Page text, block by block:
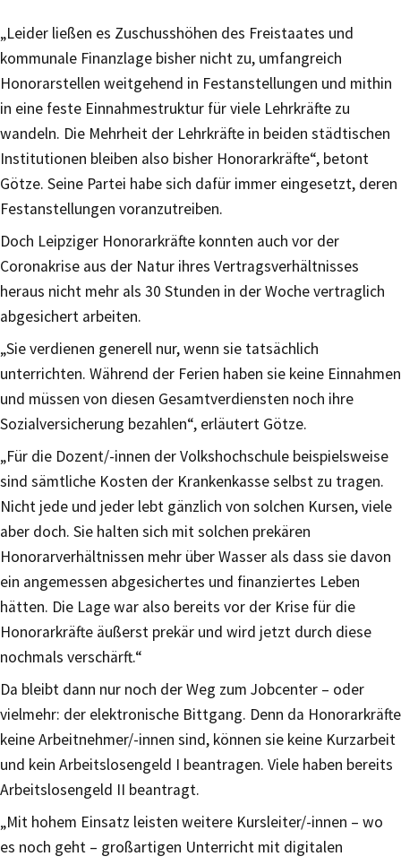
„Leider ließen es Zuschusshöhen des Freistaates und
kommunale Finanzlage bisher nicht zu, umfangreich
Honorarstellen weitgehend in Festanstellungen und mithin
in eine feste Einnahmestruktur für viele Lehrkräfte zu
wandeln. Die Mehrheit der Lehrkräfte in beiden städtischen
Institutionen bleiben also bisher Honorarkräfte“, betont
Götze. Seine Partei habe sich dafür immer eingesetzt, deren
Festanstellungen voranzutreiben.
Doch Leipziger Honorarkräfte konnten auch vor der
Coronakrise aus der Natur ihres Vertragsverhältnisses
heraus nicht mehr als 30 Stunden in der Woche vertraglich
abgesichert arbeiten.
„Sie verdienen generell nur, wenn sie tatsächlich
unterrichten. Während der Ferien haben sie keine Einnahmen
und müssen von diesen Gesamtverdiensten noch ihre
Sozialversicherung bezahlen“, erläutert Götze.
„Für die Dozent/-innen der Volkshochschule beispielsweise
sind sämtliche Kosten der Krankenkasse selbst zu tragen.
Nicht jede und jeder lebt gänzlich von solchen Kursen, viele
aber doch. Sie halten sich mit solchen prekären
Honorarverhältnissen mehr über Wasser als dass sie davon
ein angemessen abgesichertes und finanziertes Leben
hätten. Die Lage war also bereits vor der Krise für die
Honorarkräfte äußerst prekär und wird jetzt durch diese
nochmals verschärft.“
Da bleibt dann nur noch der Weg zum Jobcenter – oder
vielmehr: der elektronische Bittgang. Denn da Honorarkräfte
keine Arbeitnehmer/-innen sind, können sie keine Kurzarbeit
und kein Arbeitslosengeld I beantragen. Viele haben bereits
Arbeitslosengeld II beantragt.
„Mit hohem Einsatz leisten weitere Kursleiter/-innen – wo
es noch geht – großartigen Unterricht mit digitalen